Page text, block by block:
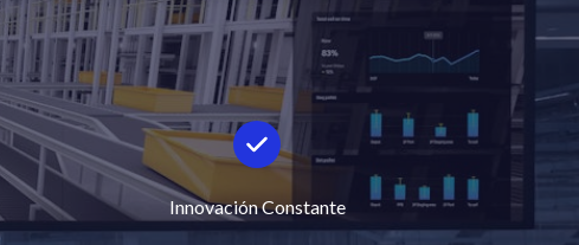
Innovación Constante